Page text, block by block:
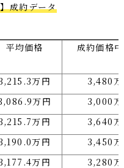
成約データ
平均価格 成約価格
万円
3,480
万円
3,000
万円
3,640
万円
3,450
万円
3,280